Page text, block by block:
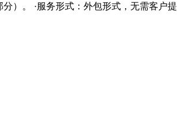
）。 ·服务形式：外包形式，无需客户